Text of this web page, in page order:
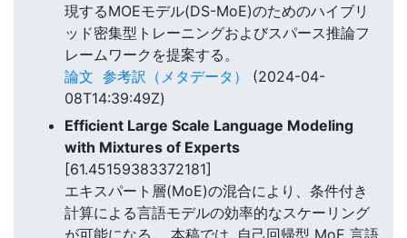
現するMOEモデル(DS-MoE)のためのハイブリ
ッド密集型トレーニングおよびスパース推論フ
レームワークを提案する。
論文 参考訳（メタデータ）
(2024-04-
08T14:39:49Z)
Efficient Large Scale Language Modeling
with Mixtures of Experts
[61.45159383372181]
エキスパート層(MoE)の混合により、条件付き
計算による言語モデルの効率的なスケーリング